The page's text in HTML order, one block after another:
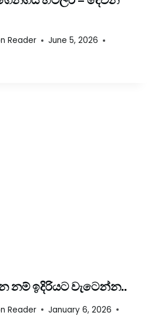
Reader
June 5, 2026
නම් ඉදිරියට වැටෙන්න..
Reader
January 6, 2026